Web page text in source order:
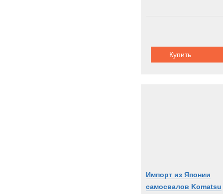
Купить
Импорт из Японии
самосвалов Komatsu